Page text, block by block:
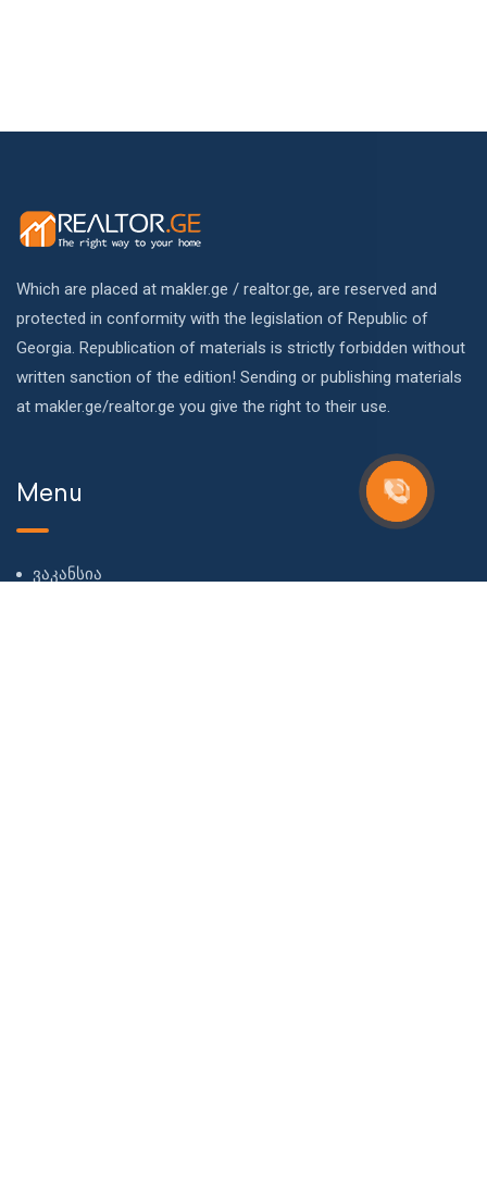
Which are placed at makler.ge / realtor.ge, are reserved and
protected in conformity with the legislation of Republic of
Georgia. Republication of materials is strictly forbidden without
written sanction of the edition! Sending or publishing materials
at makler.ge/realtor.ge you give the right to their use.
Menu
ვაკანსია